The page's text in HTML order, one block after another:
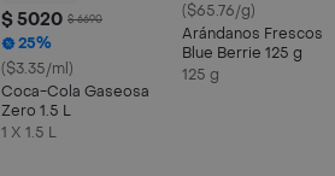
$ 5020 $ 6690
25%
($3.35/ml)
Coca-Cola Gaseosa
Zero 1.5 L
1 X 1.5 L
($65.76/g)
Arándanos Frescos
Blue Berrie 125 g
125 g